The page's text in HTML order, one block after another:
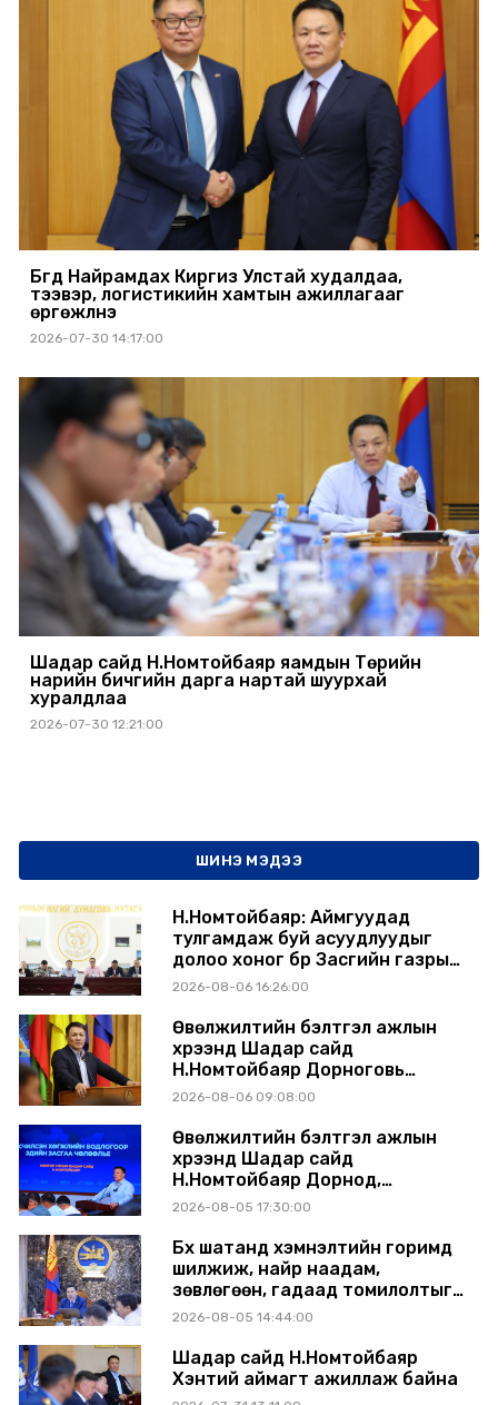
Бүгд Найрамдах Киргиз Улстай худалдаа,
тээвэр, логистикийн хамтын ажиллагааг
өргөжүүлнэ
2026-07-30 14:17:00
Шадар сайд Н.Номтойбаяр яамдын Төрийн
нарийн бичгийн дарга нартай шуурхай
хуралдлаа
2026-07-30 12:21:00
ШИНЭ МЭДЭЭ
Н.Номтойбаяр: Аймгуудад
тулгамдаж буй асуудлуудыг
долоо хоног бүр Засгийн газрын
хуралдаанд танилцуулж,
2026-08-06 16:26:00
Өвөлжилтийн бэлтгэл ажлын
хүрээнд Шадар сайд
Н.Номтойбаяр Дорноговь
аймагт ажиллав
2026-08-06 09:08:00
Өвөлжилтийн бэлтгэл ажлын
хүрээнд Шадар сайд
Н.Номтойбаяр Дорнод,
Сүхбаатар аймагт ажиллав
2026-08-05 17:30:00
Бүх шатанд хэмнэлтийн горимд
шилжиж, найр наадам,
зөвлөгөөн, гадаад томилолтыг
хориглолоо
2026-08-05 14:44:00
Шадар сайд Н.Номтойбаяр
Хэнтий аймагт ажиллаж байна